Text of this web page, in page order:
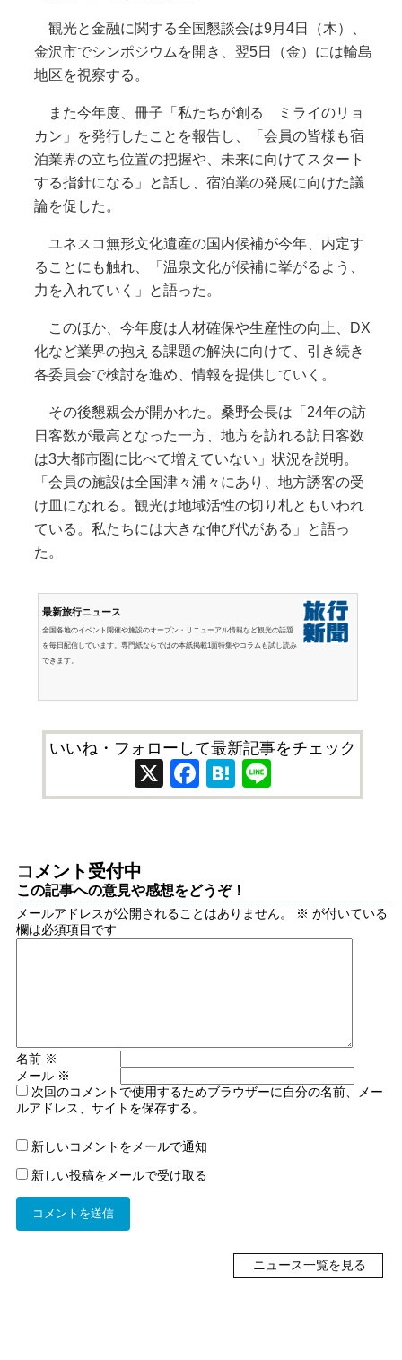
観光と金融に関する全国懇談会は9月4日（木）、
金沢市でシンポジウムを開き、翌5日（金）には輪島
地区を視察する。
また今年度、冊子「私たちが創る ミライのリョ
カン」を発行したことを報告し、「会員の皆様も宿
泊業界の立ち位置の把握や、未来に向けてスタート
する指針になる」と話し、宿泊業の発展に向けた議
論を促した。
ユネスコ無形文化遺産の国内候補が今年、内定す
ることにも触れ、「温泉文化が候補に挙がるよう、
力を入れていく」と語った。
このほか、今年度は人材確保や生産性の向上、DX
化など業界の抱える課題の解決に向けて、引き続き
各委員会で検討を進め、情報を提供していく。
その後懇親会が開かれた。桑野会長は「24年の訪
日客数が最高となった一方、地方を訪れる訪日客数
は3大都市圏に比べて増えていない」状況を説明。
「会員の施設は全国津々浦々にあり、地方誘客の受
け皿になれる。観光は地域活性の切り札ともいわれ
ている。私たちには大きな伸び代がある」と語っ
た。
最新旅行ニュース
全国各地のイベント開催や施設のオープン・リニューアル情報など観光の話題
を毎日配信しています。専門紙ならではの本紙掲載1面特集やコラムも試し読み
できます。
いいね・フォローして最新記事をチェック
X Facebook
Hatena
コメント受付中
この記事への意見や感想をどうぞ！
メールアドレスが公開されることはありません。 ※ が付いている
欄は必須項目です
名前 ※
メール ※
次回のコメントで使用するためブラウザーに自分の名前、メー
ルアドレス、サイトを保存する。
新しいコメントをメールで通知
新しい投稿をメールで受け取る
ニュース一覧を見る